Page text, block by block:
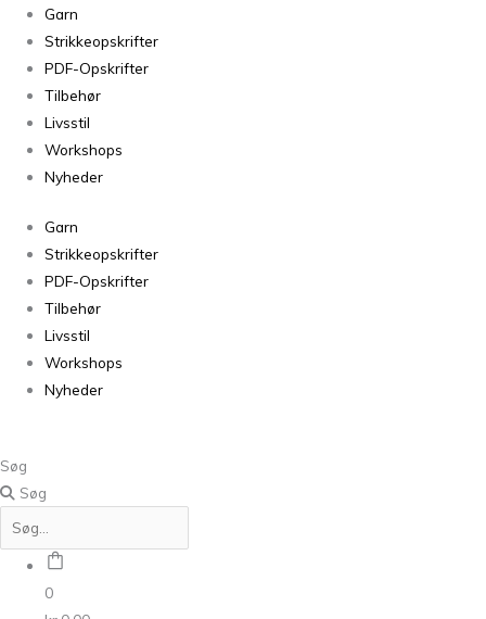
Garn
Strikkeopskrifter
PDF-Opskrifter
Tilbehør
Livsstil
Workshops
Nyheder
Garn
Strikkeopskrifter
PDF-Opskrifter
Tilbehør
Livsstil
Workshops
Nyheder
Søg
Søg
0